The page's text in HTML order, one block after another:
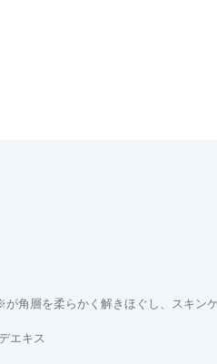
角層を柔らかく解きほぐし、スキンケ
エキス